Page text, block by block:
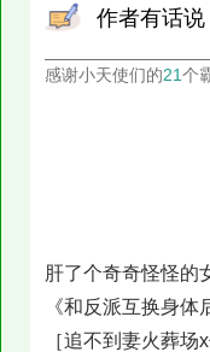
作者有话说
感谢小天使们的21个
肝了个奇奇怪怪的
《和反派互换身体
［追不到妻火葬场